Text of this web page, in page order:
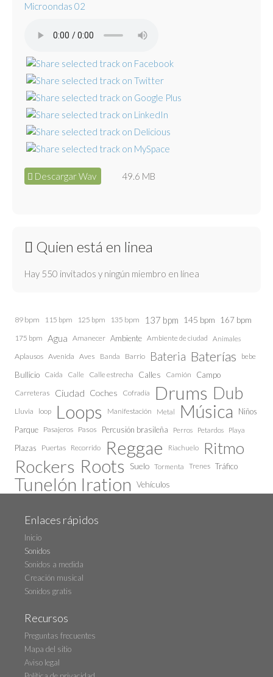
Microondas 02
Descargar Wav 49.6 MB
Quien está en linea
Hay 550 invitados y ningún miembro en línea
89 bpm 115 bpm 125 bpm 135 bpm 137 bpm 145 bpm 167 bpm
175 bpm Agua Amanecer Ambiente Ambiente de ciudad Animales
Aplausos Avenida Aves Banda Barrio Bateria Baterías bebe
Bullicio Caida Calle Calle estrecha Calles Camión Campo
Carreteras Ciudad Coches Cofradía Drums Dub
Lluvia loop Loops Manifestación Metal Música
Niños
Parque Pasajeros Pasos Percusión brasileña Perros Petardos Playa
Plazas Puertas Recorrido Reggae Riachuelo Ritmo
Rockers Roots Suelo Tormenta Trenes Tráfico
Tunelón Iration Vehículos
Enlaces rápidos
Inicio
Sonidos
Sonidos a medida
Creación musical
Sonidos gratis
Recursos
Preguntas frecuentes
Mapa del sitio
Aviso legal